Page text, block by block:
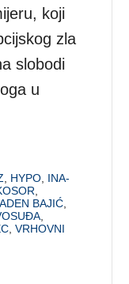
koji
zla
slobodi
u
HYPO INA-
BAJIĆ
,VRHOVNI